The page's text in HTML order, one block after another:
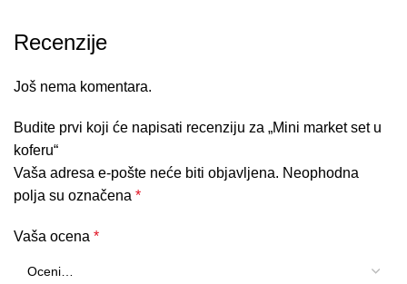
Recenzije
Još nema komentara.
Budite prvi koji će napisati recenziju za „Mini market set u
koferu“
Vaša adresa e-pošte neće biti objavljena. Neophodna
polja su označena*
Vaša ocena*